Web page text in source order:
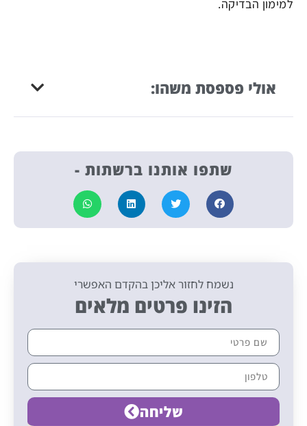
למימון הבדיקה.
אולי פספסת משהו:
שתפו אותנו ברשתות -
נשמח לחזור אליכן בהקדם האפשרי
הזינו פרטים מלאים
שליחה